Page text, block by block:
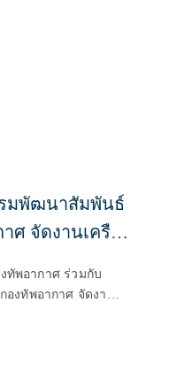
มพัฒนาสัมพันธ์
ศ จัดงานเครือ
ชาสัมพันธ์
ทัพอากาศ ร่วมกับ
งทัพอากาศ จัดงาน